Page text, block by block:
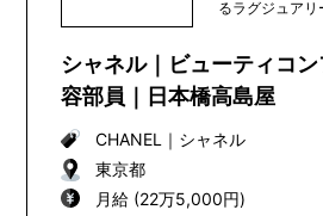
るラグジュア
シャネル｜ビューティコ
容部員｜日本橋高島屋
CHANEL ｜ シャネル
東京都
月給 (22万5,000円)